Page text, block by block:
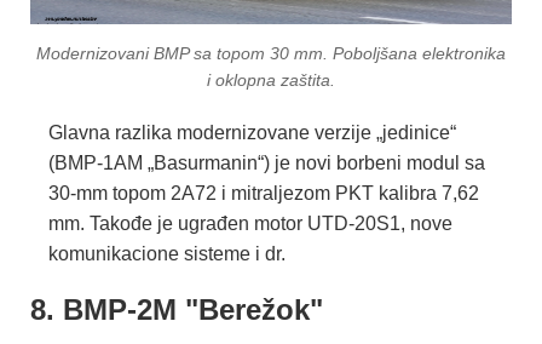
Modernizovani BMP sa topom 30 mm. Poboljšana elektronika
i oklopna zaštita.
Glavna razlika modernizovane verzije „jedinice“
(BMP-1AM „Basurmanin“) je novi borbeni modul sa
30-mm topom 2A72 i mitraljezom PKT kalibra 7,62
mm. Takođe je ugrađen motor UTD-20S1, nove
komunikacione sisteme i dr.
8. BMP-2M "Berežok"